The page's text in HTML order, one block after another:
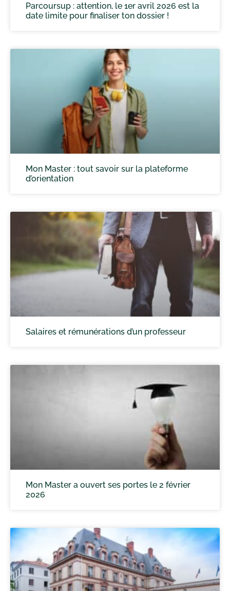
Parcoursup : attention, le 1er avril 2026 est la
date limite pour finaliser ton dossier !
Mon Master : tout savoir sur la plateforme
d’orientation
Salaires et rémunérations d’un professeur
Mon Master a ouvert ses portes le 2 février
2026